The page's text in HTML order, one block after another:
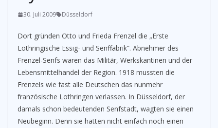
30. Juli 2009 Düsseldorf
Dort gründen Otto und Frieda Frenzel die „Erste
Lothringische Essig- und Senffabrik“. Abnehmer des
Frenzel-Senfs waren das Militär, Werkskantinen und der
Lebensmittelhandel der Region. 1918 mussten die
Frenzels wie fast alle Deutschen das nunmehr
französische Lothringen verlassen. In Düsseldorf, der
damals schon bedeutenden Senfstadt, wagten sie einen
Neubeginn. Denn sie hatten nicht einfach noch einen